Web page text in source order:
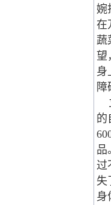
婉
在
蔬
望
身
障
的
品
过
失
身